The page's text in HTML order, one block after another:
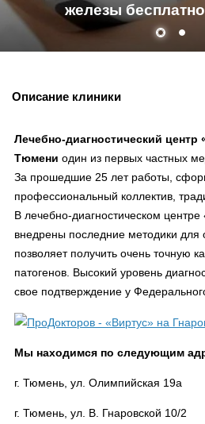
железы
Описание клиники
Лечебно-диагностический центр
Тюмени один из первых частных
За прошедшие 25 лет работы,
профессиональный коллектив,
В лечебно-диагностическом
внедрены последние методики для
позволяет получить очень точную
патогенов. Высокий уровень
свое подтверждение у
Мы находимся по следующим
г. Тюмень, ул. Олимпийская 19а
г. Тюмень, ул. В. Гнаровской 10/2